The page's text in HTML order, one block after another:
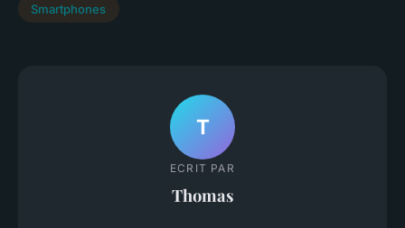
Smartphones
T
ECRIT PAR
Thomas